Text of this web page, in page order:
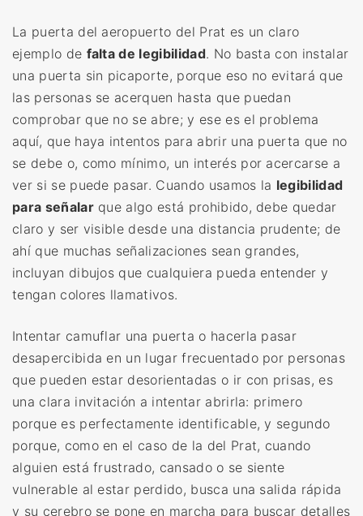
La puerta del aeropuerto del Prat es un claro
ejemplo de falta de legibilidad. No basta con instalar
una puerta sin picaporte, porque eso no evitará que
las personas se acerquen hasta que puedan
comprobar que no se abre; y ese es el problema
aquí, que haya intentos para abrir una puerta que no
se debe o, como mínimo, un interés por acercarse a
ver si se puede pasar. Cuando usamos la legibilidad
para señalarque algo está prohibido, debe quedar
claro y ser visible desde una distancia prudente; de
ahí que muchas señalizaciones sean grandes,
incluyan dibujos que cualquiera pueda entender y
tengan colores llamativos.
Intentar camuflar una puerta o hacerla pasar
desapercibida en un lugar frecuentado por personas
que pueden estar desorientadas o ir con prisas, es
una clara invitación a intentar abrirla: primero
porque es perfectamente identificable, y segundo
porque, como en el caso de la del Prat, cuando
alguien está frustrado, cansado o se siente
vulnerable al estar perdido, busca una salida rápida
y su cerebro se pone en marcha para buscar detalles